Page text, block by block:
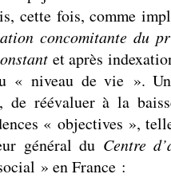
cette fois, comme
concomitante du
et après
« niveau de vie ».
réévaluer à la
« objectives »,
général du Centre
» en France :